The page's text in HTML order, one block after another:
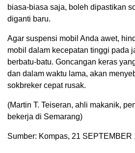
biasa-biasa saja, boleh dipastikan
diganti baru.
Agar suspensi mobil Anda awet,
mobil dalam kecepatan tinggi pada
berbatu-batu. Goncangan keras
dan dalam waktu lama, akan
sokbreker cepat rusak.
(Martin T. Teiseran, ahli makanik,
bekerja di Semarang)
Sumber: Kompas, 21 SEPTEMBER